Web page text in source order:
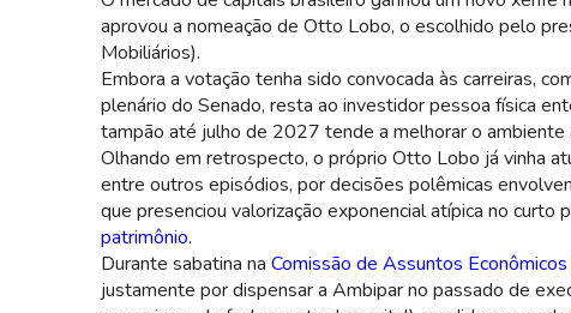
aprovou a nomeação de Otto Lobo, o escolhido pelo
Mobiliários).
Embora a votação tenha sido convocada às carreiras,
plenário do Senado, resta ao investidor pessoa física
tampão até julho de 2027 tende a melhorar o ambiente
Olhando em retrospecto, o próprio Otto Lobo já vinha
entre outros episódios, por decisões polêmicas
que presenciou valorização exponencial atípica no curto
patrimônio.
Durante sabatina na Comissão de Assuntos Econômicos
justamente por dispensar a Ambipar no passado de